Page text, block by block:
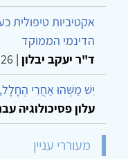
אקטיביות טיפולית
הדינמי הממוקד
ד"ר יעקב יבלון |
יֵשׁ מַשֶּׁהוּ אַחֲרֵי
עלון פסיכולוגיה
מעוררי עניין